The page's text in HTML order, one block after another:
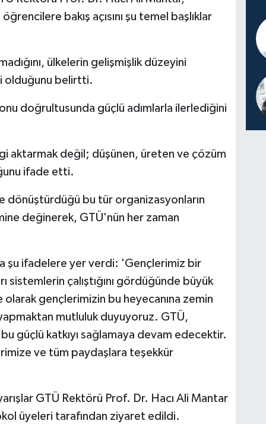
bakış açısını şu temel başlıklar
ülkelerin gelişmişlik düzeyini
olduğunu belirtti.
doğrultusunda güçlü adımlarla ilerlediğini
aktarmak değil; düşünen, üreten ve çözüm
ifade etti.
bu tür organizasyonların
değinerek, GTÜ'nün her zaman
şu ifadelere yer verdi: 'Gençlerimiz bir
çalıştığını gördüğünde büyük
gençlerimizin bu heyecanına zemin
mutluluk duyuyoruz. GTÜ,
güçlü katkıyı sağlamaya devam edecektir.
ve tüm paydaşlara teşekkür
GTÜ Rektörü Prof. Dr. Hacı Ali Mantar
üyeleri tarafından ziyaret edildi.